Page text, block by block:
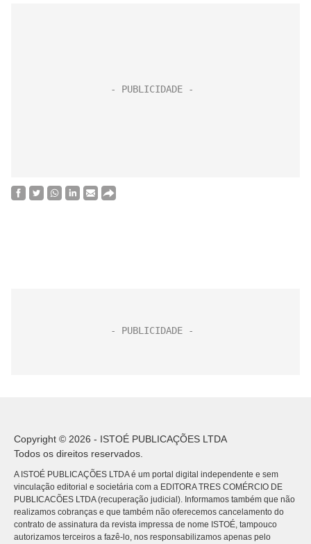
Copyright © 2026 - ISTOÉ PUBLICAÇÕES LTDA
Todos os direitos reservados.
A ISTOÉ PUBLICAÇÕES LTDA é um portal digital independente e sem
vinculação editorial e societária com a EDITORA TRES COMÉRCIO DE
PUBLICACÕES LTDA (recuperação judicial). Informamos também que não
realizamos cobranças e que também não oferecemos cancelamento do
contrato de assinatura da revista impressa de nome ISTOÉ, tampouco
autorizamos terceiros a fazê-lo, nos responsabilizamos apenas pelo